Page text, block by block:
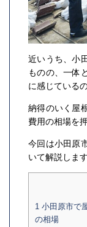
近いうち、小
ものの、一体
に感じている
納得のいく屋
費用の相場を
今回は小田原
いて解説します
1 小田原市で
の相場